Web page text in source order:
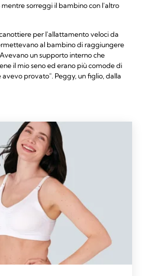
mentre sorreggi il bambino con l'altro
per l'allattamento veloci da
al bambino di raggiungere
un supporto interno che
il mio seno ed erano più comode di
provato". Peggy, un figlio, dalla